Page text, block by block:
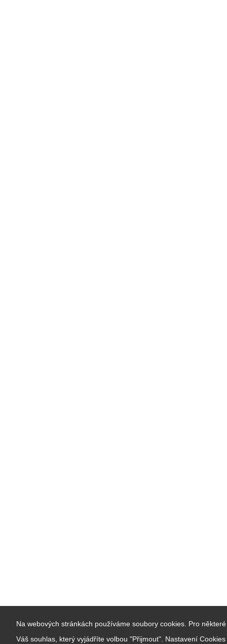
Na webových stránkách používáme soubory cookies. Pro
Váš souhlas, který vyjádříte volbou "Přijmout". Nastavení